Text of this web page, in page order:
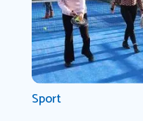
Sport